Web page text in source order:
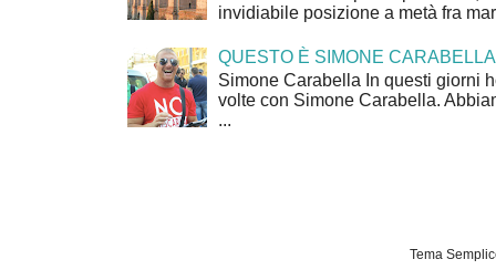
invidiabile posizione a metà fra
QUESTO È SIMONE CARABELLA
Simone Carabella In questi giorni
volte con Simone Carabella.
...
Tema